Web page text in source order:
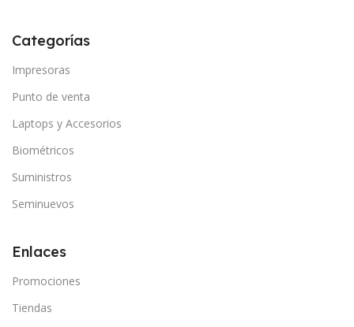
Categorías
Impresoras
Punto de venta
Laptops y Accesorios
Biométricos
Suministros
Seminuevos
Enlaces
Promociones
Tiendas